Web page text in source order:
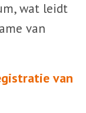
wat leidt
van
van